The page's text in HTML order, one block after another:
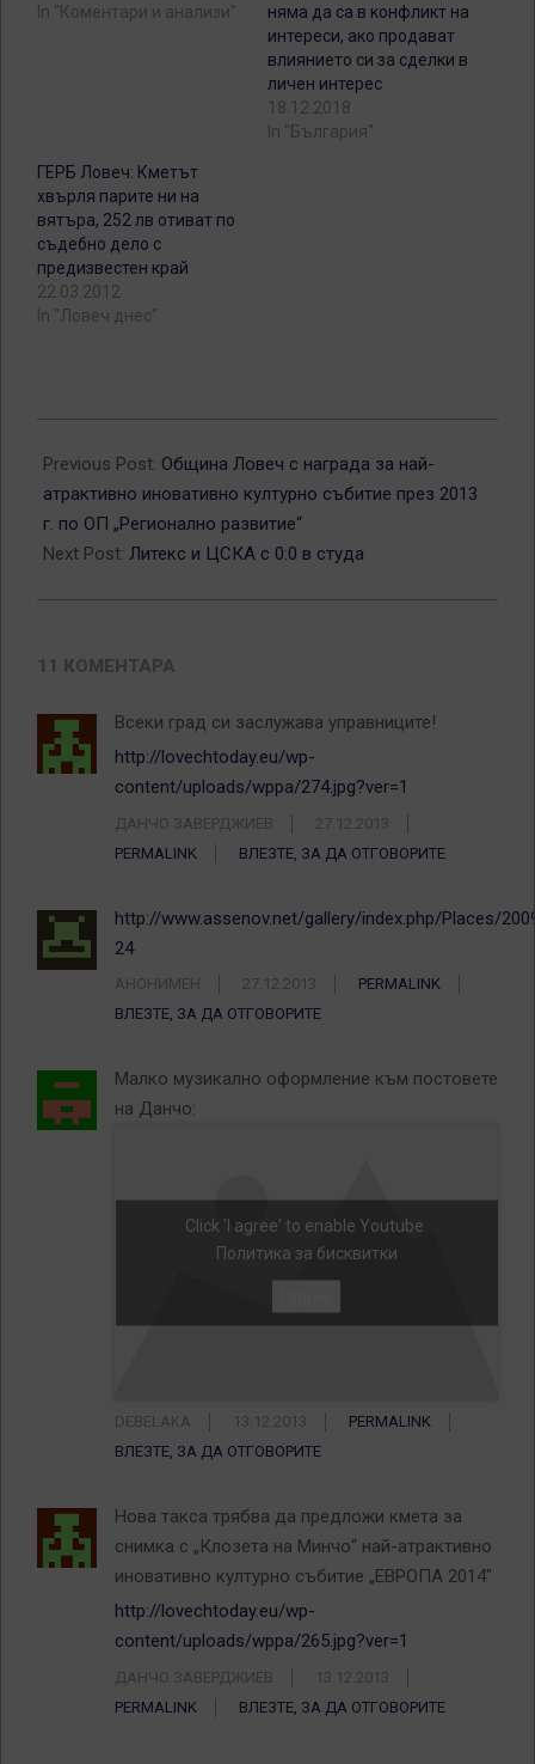
In "Коментари и анализи"
няма да са в конфликт на
интереси, ако продават
влиянието си за сделки в
личен интерес
18.12.2018
In "България"
ГЕРБ Ловеч: Кметът
хвърля парите ни на
вятъра, 252 лв отиват по
съдебно дело с
предизвестен край
22.03.2012
In "Ловеч днес"
12-
11
Previous Post: Община Ловеч с награда за най-
атрактивно иновативно културно събитие през 2013
г. по ОП „Регионално развитие“
Next Post: Литекс и ЦСКА с 0:0 в студа
11 КОМЕНТАРА
Всеки град си заслужава управниците!
http://lovechtoday.eu/wp-
content/uploads/wppa/274.jpg?ver=1
ДАНЧО ЗАВЕРДЖИЕВ
27.12.2013
PERMALINK
ВЛЕЗТЕ, ЗА ДА ОТГОВОРИТЕ
http://www.assenov.net/gallery/index.php/Places/
24
АНОНИМЕН 27.12.2013
PERMALINK
ВЛЕЗТЕ, ЗА ДА ОТГОВОРИТЕ
Малко музикално оформление към постовете
на Данчо:
Click 'I agree' to enable Youtube
Политика за бисквитки
DEBELAKA 13.12.2013
PERMALINK
ВЛЕЗТЕ, ЗА ДА ОТГОВОРИТЕ
Нова такса трябва да предложи кмета за
снимка с „Клозета на Минчо“ най-атрактивно
иновативно културно събитие „ЕВРОПА 2014″
http://lovechtoday.eu/wp-
content/uploads/wppa/265.jpg?ver=1
ДАНЧО ЗАВЕРДЖИЕВ
13.12.2013
PERMALINK
ВЛЕЗТЕ, ЗА ДА ОТГОВОРИТЕ